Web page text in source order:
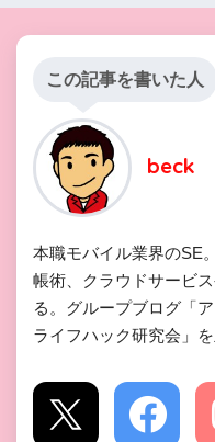
この記事を書いた人
beck
本職モバイル業界のSE
帳術、クラウドサービ
る。グループブログ「
ライフハック研究会」を